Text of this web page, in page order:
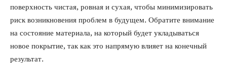
поверхность чистая, ровная и сухая, чтобы минимизировать
риск возникновения проблем в будущем. Обратите внимание
на состояние материала, на который будет укладываться
новое покрытие, так как это напрямую влияет на конечный
результат.